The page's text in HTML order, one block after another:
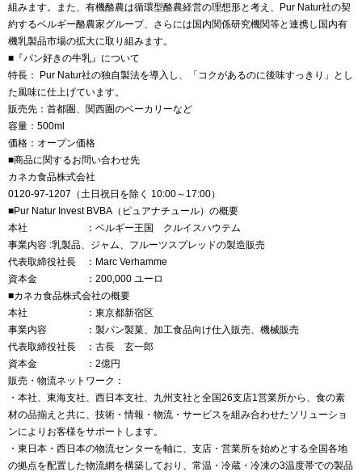
組みます。また、有機酪農は循環型酪農経営の理想形と考え、Pur Natur社の契
約するベルギー酪農家グループ、さらには国内関係研究機関等と連携し国内有
機乳製品市場の拡大に取り組みます。
■『パン好きの牛乳』について
特長： Pur Natur社の独自製法を導入し、「コクがあるのに後味すっきり」とし
た風味に仕上げています。
販売先：首都圏、関西圏のベーカリーなど
容量：500ml
価格：オープン価格
■商品に関するお問い合わせ先
カネカ食品株式会社
0120-97-1207（土日祝日を除く 10:00～17:00）
■Pur Natur Invest BVBA（ピュアナチュール）の概要
本社 ：ベルギー王国 クルイスハウテム
事業内容 :乳製品、ジャム、フルーツスプレッドの製造販売
代表取締役社長 ：Marc Verhamme
資本金 ：200,000 ユーロ
■カネカ食品株式会社の概要
本社 ：東京都新宿区
事業内容 ：製パン製菓、加工食品向け仕入販売、機械販売
代表取締役社長 ：古長 玄一郎
資本金 ：2億円
販売・物流ネットワーク：
・本社、東海支社、西日本支社、九州支社と全国26支店1営業所から、食の素
材の品揃えと共に、技術・情報・物流・サービスを組み合わせたソリューショ
ンによりお客様をサポートします。
・東日本・西日本の物流センターを軸に、支店・営業所を始めとする全国各地
の拠点を配置した物流網を構築しており、常温・冷蔵・冷凍の3温度帯での製品